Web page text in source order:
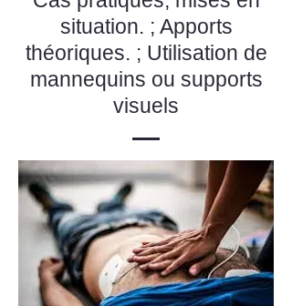
situation. ; Apports
théoriques. ; Utilisation de
mannequins ou supports
visuels